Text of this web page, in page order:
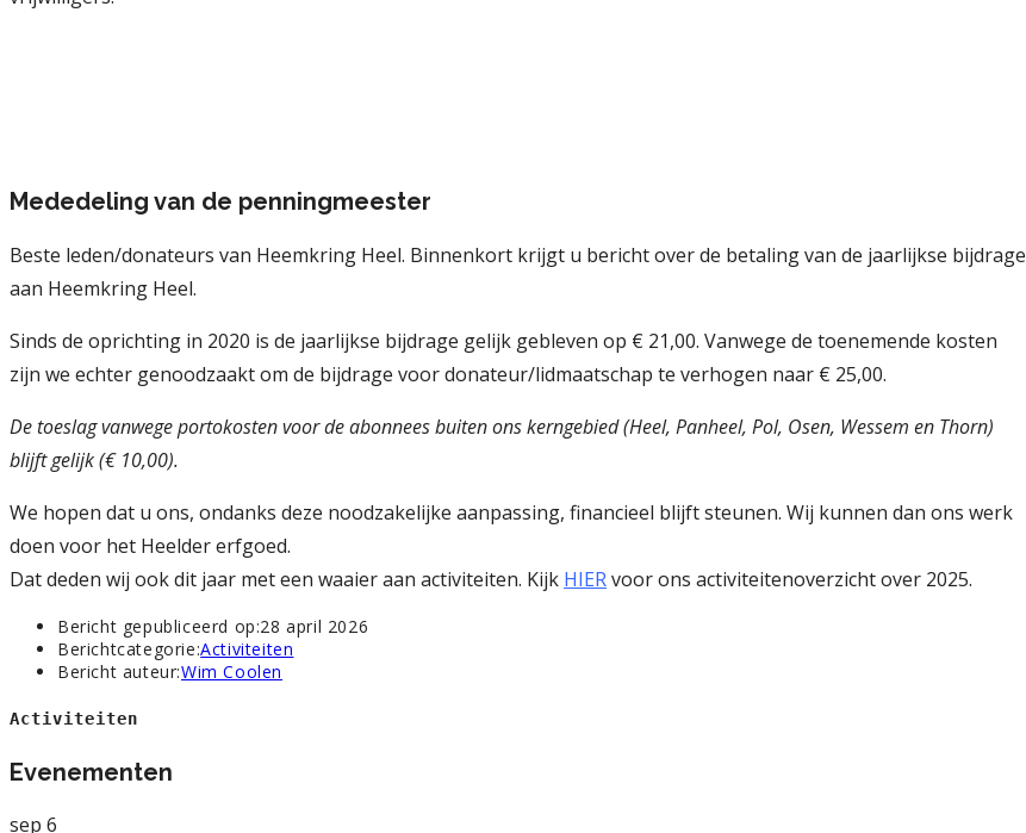
Mededeling van de penningmeester
Beste leden/donateurs van Heemkring Heel. Binnenkort krijgt u bericht over de betaling van de jaarlijkse bijdrage
aan Heemkring Heel.
Sinds de oprichting in 2020 is de jaarlijkse bijdrage gelijk gebleven op € 21,00. Vanwege de toenemende kosten
zijn we echter genoodzaakt om de bijdrage voor donateur/lidmaatschap te verhogen naar € 25,00.
De toeslag vanwege portokosten voor de abonnees buiten ons kerngebied (Heel, Panheel, Pol, Osen, Wessem en Thorn)
blijft gelijk (€ 10,00).
We hopen dat u ons, ondanks deze noodzakelijke aanpassing, financieel blijft steunen. Wij kunnen dan ons werk
doen voor het Heelder erfgoed.
Dat deden wij ook dit jaar met een waaier aan activiteiten. Kijk HIERvoor ons activiteitenoverzicht over 2025.
Bericht gepubliceerd op:28 april 2026
Berichtcategorie:Activiteiten
Bericht auteur:Wim Coolen
Activiteiten
Evenementen
sep 6